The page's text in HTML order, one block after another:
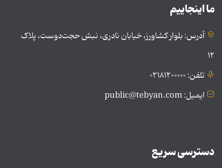
ما اینجاییم
آدرس: بلوار کشاورز، خیابان نادری، نبش حجت‌دوست، پلاک
۱۲
تلفن: ۰۲۱۸۱۲۰۰۰۰۰
ایمیل: public@tebyan.com
دسترسی سریع